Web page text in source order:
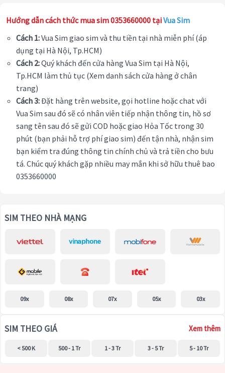
Hướng dẫn cách thức mua sim 0353660000 tạiVua Sim
Cách 1:Vua Sim giao sim và thu tiền tại nhà miễn phí (áp
dụng tại Hà Nội, Tp.HCM)
Cách 2:Quý khách đến cửa hàng Vua Sim tại Hà Nội,
Tp.HCM làm thủ tục (Xem danh sách cửa hàng ở chân
trang)
Cách 3:Đặt hàng trên website, gọi hotline hoặc chat với
Vua Sim sau đó sẽ có nhân viên tiếp nhận thông tin, hồ sơ
sang tên sau đó sẽ gửi COD hoặc giao Hỏa Tốc trong 30
phút (bạn phải hỗ trợ phí giao sim) đến tận nhà, nhận sim
bạn kiểm tra đúng thông tin chính chủ và trả tiền cho bưu
tá. Chúc quý khách gặp nhiều may mắn khi sở hữu thuê bao
0353660000
SIM THEO NHÀ MẠNG
09x 08x 07x 05x 03x
SIM THEO GIÁ Xem thêm
< 500 K 500 - 1 Tr 1 - 3 Tr 3 - 5 Tr 5 - 10 Tr